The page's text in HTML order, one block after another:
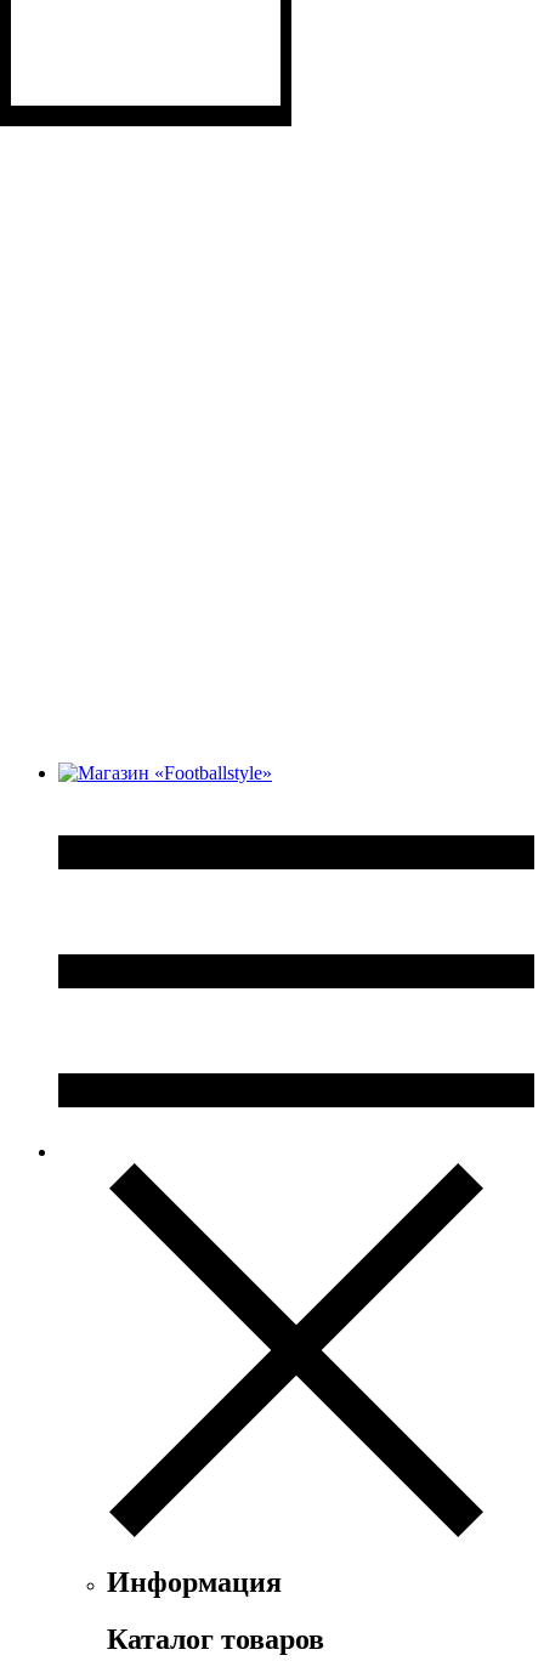
Информация
Каталог товаров